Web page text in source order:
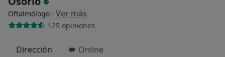
Oftalmólogo · Ver más
125 opiniones
Dirección Online